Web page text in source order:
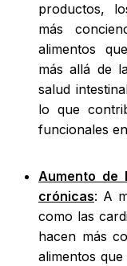
productos,
más
alimentos
más allá de
salud
lo que
funcionales
Aumento de
crónicas: A
como las
hacen más
alimentos